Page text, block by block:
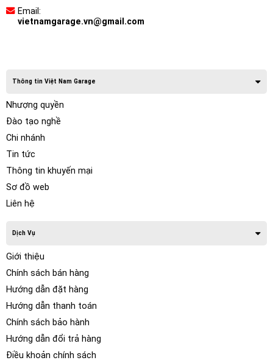
Email:
vietnamgarage.vn@gmail.com
Thông tin Việt Nam Garage
Nhượng quyền
Đào tạo nghề
Chi nhánh
Tin tức
Thông tin khuyến mại
Sơ đồ web
Liên hệ
Dịch Vụ
Giới thiệu
Chính sách bán hàng
Hướng dẫn đặt hàng
Hướng dẫn thanh toán
Chính sách bảo hành
Hướng dẫn đổi trả hàng
Điều khoản chính sách